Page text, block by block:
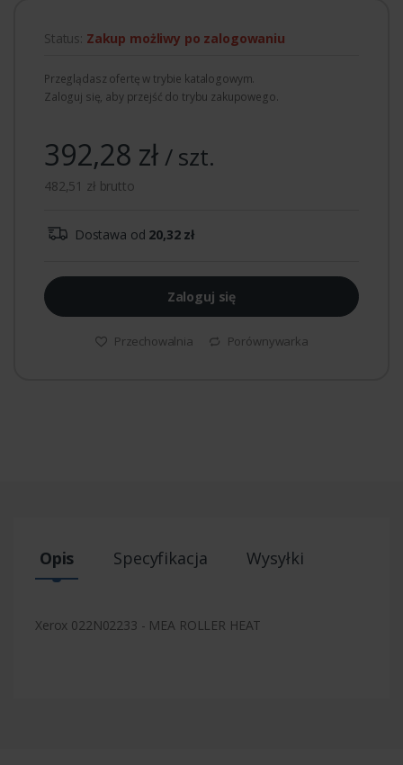
Status: Zakup możliwy po zalogowaniu
Przeglądasz ofertę w trybie katalogowym.
Zaloguj się, aby przejść do trybu zakupowego.
392,28 zł/ szt.
482,51 zł brutto
Dostawa od 20,32 zł
Zaloguj się
Przechowalnia Porównywarka
Opis Specyfikacja Wysyłki
Xerox 022N02233 - MEA ROLLER HEAT